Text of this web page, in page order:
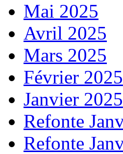
Mai 2025
Avril 2025
Mars 2025
Février 2025
Janvier 2025
Refonte
Refonte